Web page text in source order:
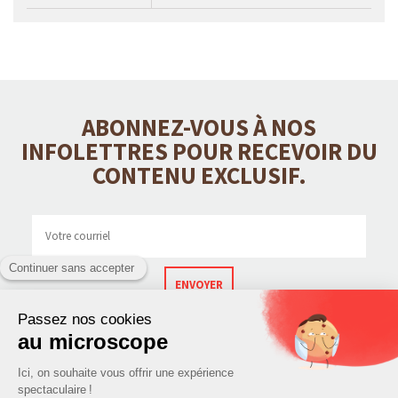
ABONNEZ-VOUS À NOS
INFOLETTRES POUR RECEVOIR DU
CONTENU EXCLUSIF.
ENVOYER
CONTACT